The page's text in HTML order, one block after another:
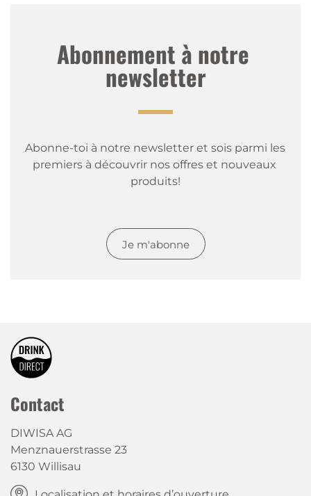
Abonnement à notre
newsletter
Abonne-toi à notre newsletter et sois parmi les
premiers à découvrir nos offres et nouveaux
produits!
Je m'abonne
Contact
DIWISA AG
Menznauerstrasse 23
6130 Willisau